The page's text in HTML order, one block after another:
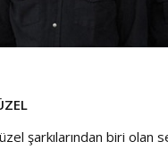
şarkılarından biri olan